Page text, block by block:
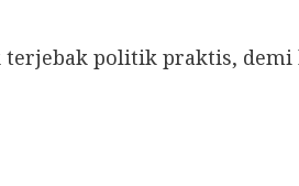
politik praktis, demi